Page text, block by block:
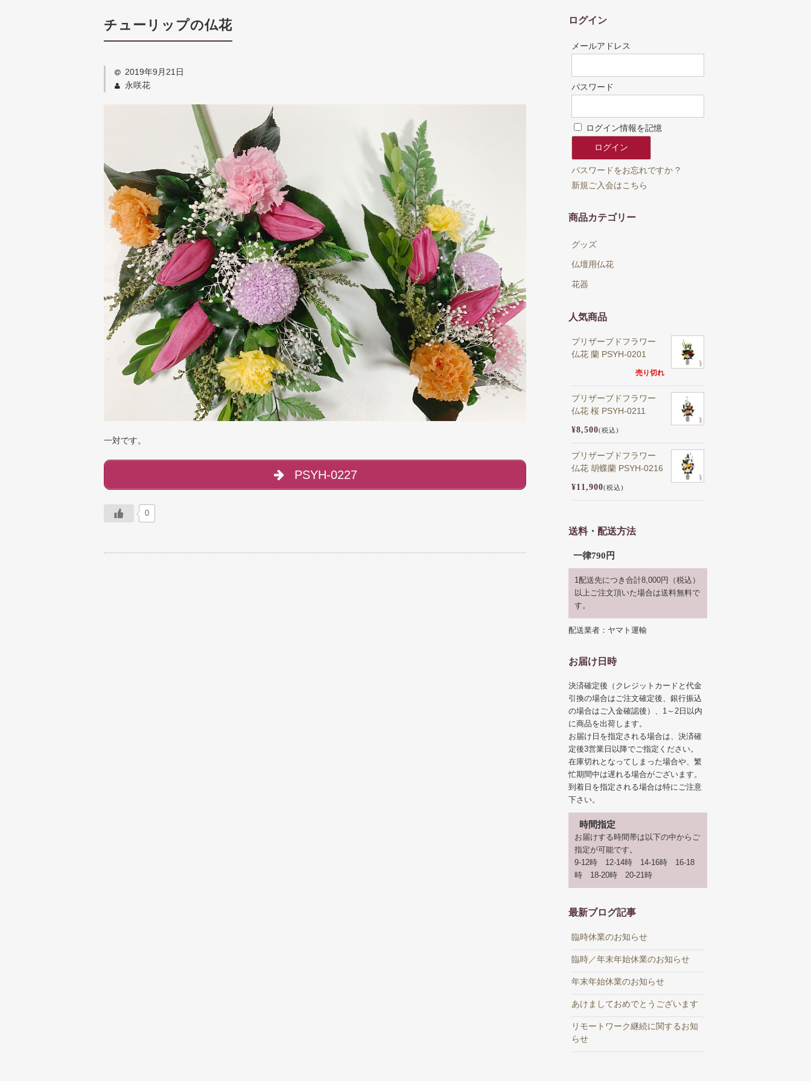
チューリップの仏花
2019年9月21日
永咲花
一対です。
PSYH-0227
0
ログイン
メールアドレス
パスワード
ログイン情報を記憶
パスワードをお忘れですか ?
新規ご入会はこちら
商品カテゴリー
グッズ
仏壇用仏花
花器
人気商品
プリザーブドフラワー
仏花 蘭 PSYH-0201
売り切れ
プリザーブドフラワー
仏花 桜 PSYH-0211
¥8,500(税込)
プリザーブドフラワー
仏花 胡蝶蘭 PSYH-0216
¥11,900(税込)
送料・配送方法
一律790円
1配送先につき合計8,000円（税込）
以上ご注文頂いた場合は送料無料で
す。
配送業者：ヤマト運輸
お届け日時
決済確定後（クレジットカードと代金
引換の場合はご注文確定後、銀行振込
の場合はご入金確認後）、1～2日以内
に商品を出荷します。
お届け日を指定される場合は、決済確
定後3営業日以降でご指定ください。
在庫切れとなってしまった場合や、繁
忙期間中は遅れる場合がございます。
到着日を指定される場合は特にご注意
下さい。
時間指定
お届けする時間帯は以下の中からご
指定が可能です。
9-12時 12-14時 14-16時 16-18
時 18-20時 20-21時
最新ブログ記事
臨時休業のお知らせ
臨時／年末年始休業のお知らせ
年末年始休業のお知らせ
あけましておめでとうございます
リモートワーク継続に関するお知
らせ